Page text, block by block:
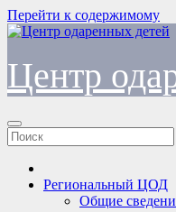
Перейти к содержимому
Центр
Региональный ЦОД
Общие